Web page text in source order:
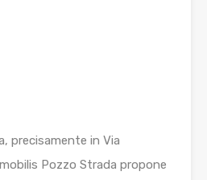
precisamente in Via
Pozzo Strada propone